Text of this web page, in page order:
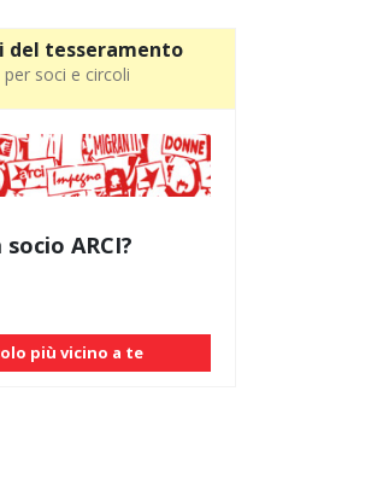
del tesseramento
soci e circoli
ARCI?
più vicino a te